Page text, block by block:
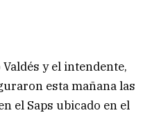
y el intendente,
esta mañana las
el Saps ubicado en el